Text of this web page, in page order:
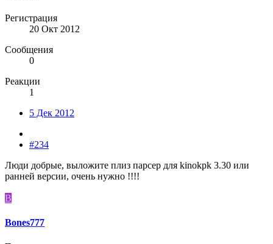
Регистрация
20 Окт 2012
Сообщения
0
Реакции
1
5 Дек 2012
#234
Люди добрые, выложите плиз парсер для kinokpk 3.30 или
ранней версии, очень нужно !!!!
B
Bones777